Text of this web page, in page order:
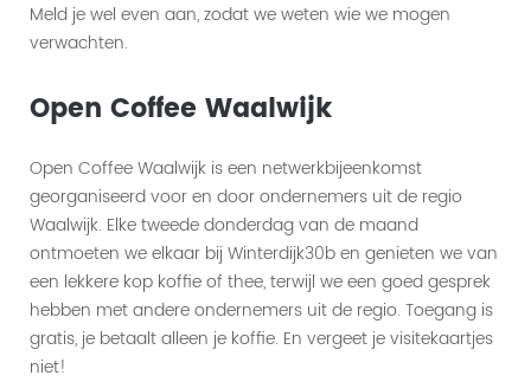
Meld je wel even aan, zodat we weten wie we mogen
verwachten.
Open Coffee Waalwijk
Open Coffee Waalwijk is een netwerkbijeenkomst
georganiseerd voor en door ondernemers uit de regio
Waalwijk. Elke tweede donderdag van de maand
ontmoeten we elkaar bij Winterdijk30b en genieten we van
een lekkere kop koffie of thee, terwijl we een goed gesprek
hebben met andere ondernemers uit de regio. Toegang is
gratis, je betaalt alleen je koffie. En vergeet je visitekaartjes
niet!